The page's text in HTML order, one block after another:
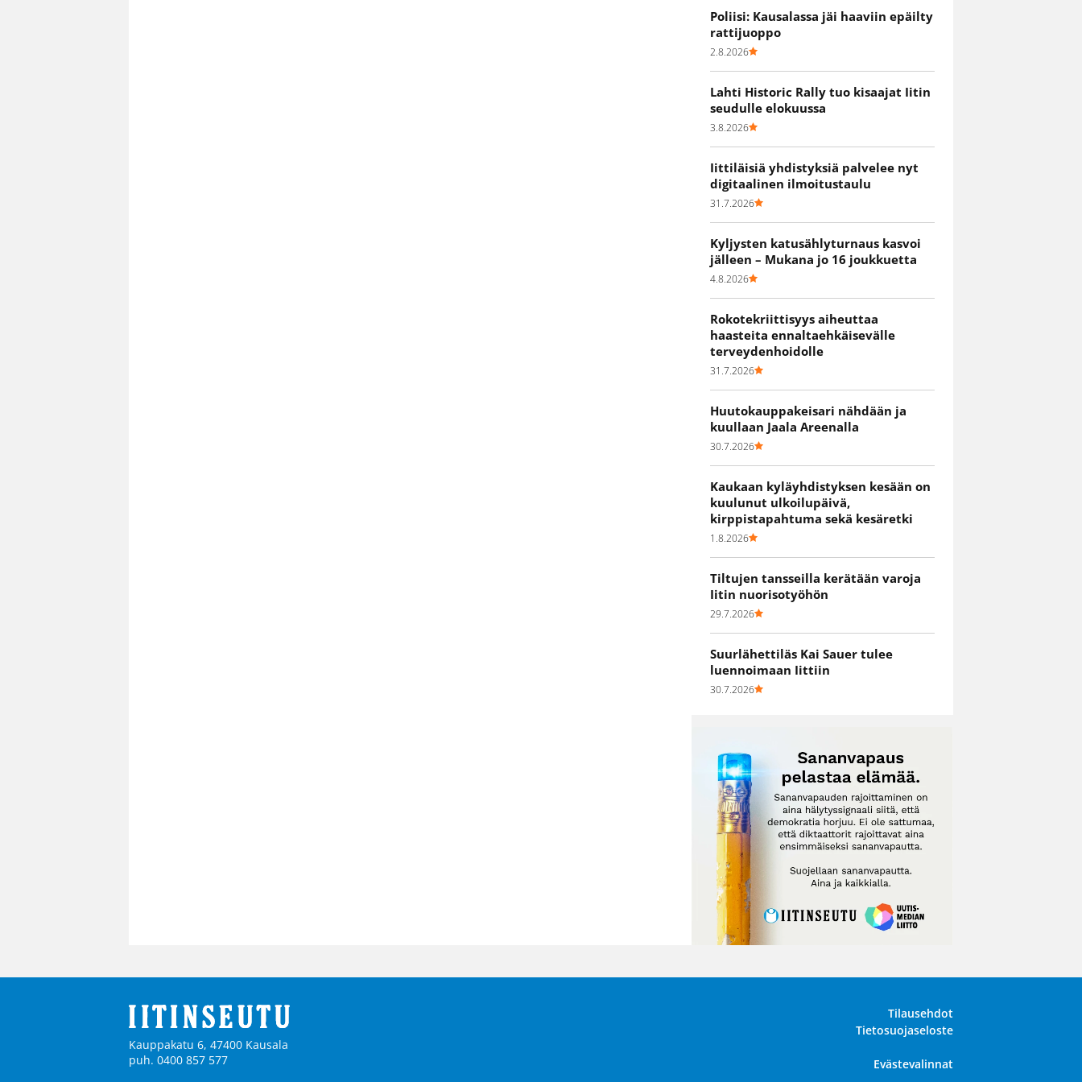
Poliisi: Kausalassa jäi haaviin epäilty
rattijuoppo
2.8.2026
Lahti Historic Rally tuo kisaajat Iitin
seudulle elokuussa
3.8.2026
Iittiläisiä yhdistyksiä palvelee nyt
digitaalinen ilmoitustaulu
31.7.2026
Kyljysten katusählyturnaus kasvoi
jälleen – Mukana jo 16 joukkuetta
4.8.2026
Rokotekriittisyys aiheuttaa
haasteita ennaltaehkäisevälle
terveydenhoidolle
31.7.2026
Huutokauppakeisari nähdään ja
kuullaan Jaala Areenalla
30.7.2026
Kaukaan kyläyhdistyksen kesään on
kuulunut ulkoilupäivä,
kirppistapahtuma sekä kesäretki
1.8.2026
Tiltujen tansseilla kerätään varoja
Iitin nuorisotyöhön
29.7.2026
Suurlähettiläs Kai Sauer tulee
luennoimaan Iittiin
30.7.2026
Kauppakatu 6, 47400 Kausala
puh. 0400 857 577
Tilausehdot
Tietosuojaseloste
Evästevalinnat